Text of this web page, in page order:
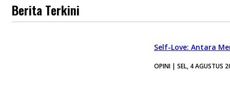
Berita Terkini
Self-Love: Antara
OPINI | SEL, 4 AGUSTUS